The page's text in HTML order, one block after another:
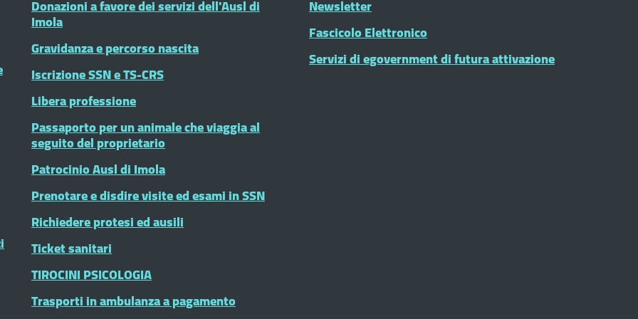
Donazioni a favore dei servizi dell'Ausl di
Imola
Gravidanza e percorso nascita
Iscrizione SSN e TS-CRS
Libera professione
Passaporto per un animale che viaggia al
seguito del proprietario
Patrocinio Ausl di Imola
Prenotare e disdire visite ed esami in SSN
Richiedere protesi ed ausili
Ticket sanitari
TIROCINI PSICOLOGIA
Trasporti in ambulanza a pagamento
Newsletter
Fascicolo Elettronico
Servizi di egovernment di futura attivazione